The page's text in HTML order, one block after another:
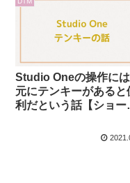
Studio Oneの操作に
元にテンキーがあると
利だという話【ショー